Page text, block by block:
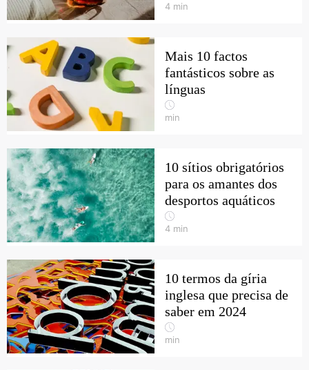
4 min
Mais 10 factos
fantásticos sobre as
línguas
min
10 sítios obrigatórios
para os amantes dos
desportos aquáticos
4 min
10 termos da gíria
inglesa que precisa de
saber em 2024
min